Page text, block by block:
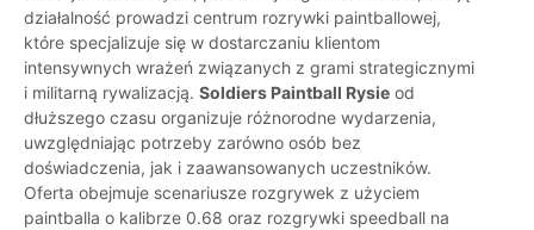
działalność prowadzi centrum rozrywki paintballowej,
które specjalizuje się w dostarczaniu klientom
intensywnych wrażeń związanych z grami strategicznymi
i militarną rywalizacją. Soldiers Paintball Rysie od
dłuższego czasu organizuje różnorodne wydarzenia,
uwzględniając potrzeby zarówno osób bez
doświadczenia, jak i zaawansowanych uczestników.
Oferta obejmuje scenariusze rozgrywek z użyciem
paintballa o kalibrze 0.68 oraz rozgrywki speedball na